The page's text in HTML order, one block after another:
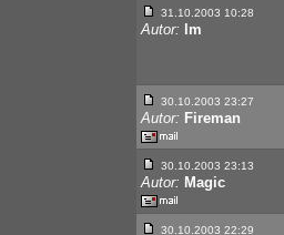
31.10.2003 10:28
Autor: lm
30.10.2003 23:27
Autor: Fireman
30.10.2003 23:13
Autor: Magic
30.10.2003 22:29